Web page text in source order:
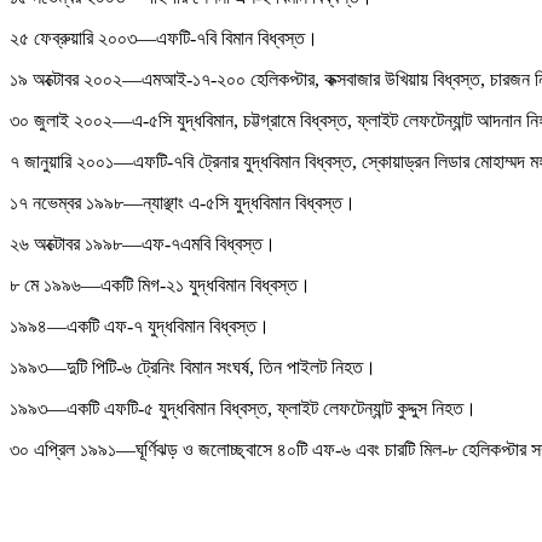
২৫ ফেব্রুয়ারি ২০০৩—এফটি-৭বি বিমান বিধ্বস্ত।
১৯ অক্টোবর ২০০২—এমআই-১৭-২০০ হেলিকপ্টার, কক্সবাজার উখিয়ায় বিধ্বস্ত, চারজন
৩০ জুলাই ২০০২—এ-৫সি যুদ্ধবিমান, চট্টগ্রামে বিধ্বস্ত, ফ্লাইট লেফটেন্যান্ট আদনান
৭ জানুয়ারি ২০০১—এফটি-৭বি ট্রেনার যুদ্ধবিমান বিধ্বস্ত, স্কোয়াড্রন লিডার মোহাম্মদ
১৭ নভেম্বর ১৯৯৮—ন্যাঞ্ছাং এ-৫সি যুদ্ধবিমান বিধ্বস্ত।
২৬ অক্টোবর ১৯৯৮—এফ-৭এমবি বিধ্বস্ত।
৮ মে ১৯৯৬—একটি মিগ-২১ যুদ্ধবিমান বিধ্বস্ত।
১৯৯৪—একটি এফ-৭ যুদ্ধবিমান বিধ্বস্ত।
১৯৯৩—দুটি পিটি-৬ ট্রেনিং বিমান সংঘর্ষ, তিন পাইলট নিহত।
১৯৯৩—একটি এফটি-৫ যুদ্ধবিমান বিধ্বস্ত, ফ্লাইট লেফটেন্যান্ট কুদ্দুস নিহত।
৩০ এপ্রিল ১৯৯১—ঘূর্ণিঝড় ও জলোচ্ছ্বাসে ৪০টি এফ-৬ এবং চারটি মিল-৮ হেলিকপ্টার